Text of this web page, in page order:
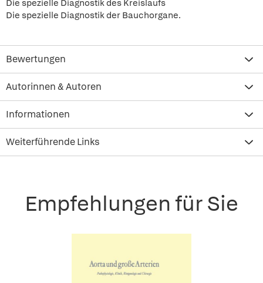
Die spezielle Diagnostik des Kreislaufs
Die spezielle Diagnostik der Bauchorgane.
Bewertungen
Autorinnen & Autoren
Informationen
Weiterführende Links
Empfehlungen für Sie